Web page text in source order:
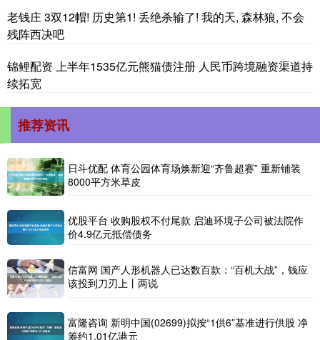
老钱庄 3双12帽! 历史第1! 丢绝杀输了! 我的天, 森林狼, 不会
残阵西决吧
锦鲤配资 上半年1535亿元熊猫债注册 人民币跨境融资渠道持
续拓宽
推荐资讯
日斗优配 体育公园体育场焕新迎“齐鲁超赛” 重新铺装
8000平方米草皮
优股平台 收购股权不付尾款 启迪环境子公司被法院作
价4.9亿元抵偿债务
信富网 国产人形机器人已达数百款：“百机大战”，钱应
该投到刀刃上丨两说
富隆咨询 新明中国(02699)拟按“1供6”基准进行供股 净
筹约1.01亿港元